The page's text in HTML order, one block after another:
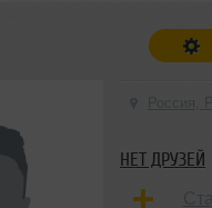
НЕТ ДРУЗЕЙ